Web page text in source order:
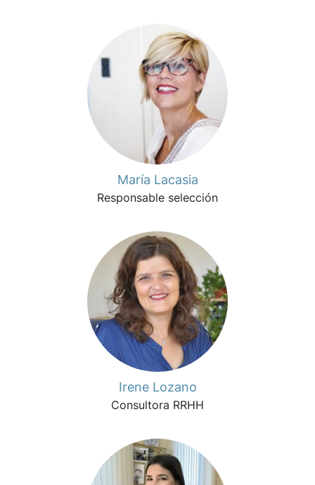
María Lacasia
Responsable selección
Irene Lozano
Consultora RRHH